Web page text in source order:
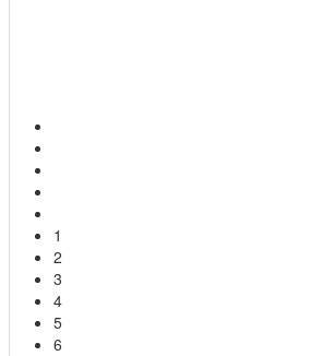
1
2
3
4
5
6